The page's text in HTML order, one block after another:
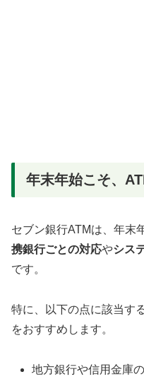
年末年始こそ、
セブン銀行ATMは、年末
携銀行ごとの対応やシス
です。
特に、以下の点に該当す
をおすすめします。
地方銀行や信用金庫